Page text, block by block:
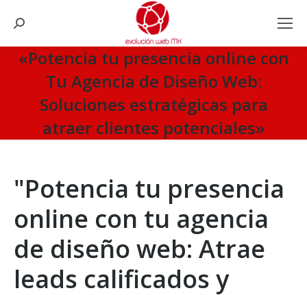
Search:
«Potencia tu presencia online con
Tu Agencia de Diseño Web:
Soluciones estratégicas para
atraer clientes potenciales»
"Potencia tu presencia
online con tu agencia
de diseño web: Atrae
leads calificados y